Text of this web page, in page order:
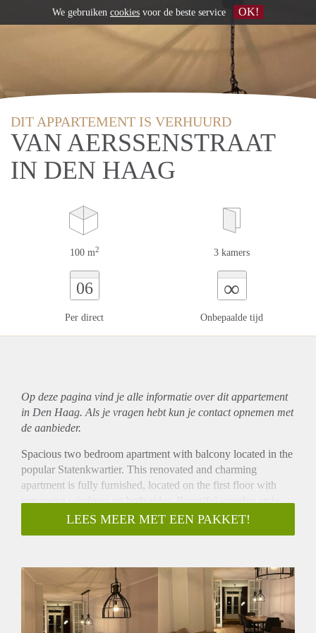
DIT APPARTEMENT IS VERHUURD
VAN AERSSENSTRAAT
IN DEN HAAG
100 m2 3 kamers
06
Per direct
∞
Onbepaalde tijd
Op deze pagina vind je alle informatie over ditappartement
in Den Haag. Als je vragen hebt kun je contact opnemen met
de aanbieder.
Spacious two bedroom apartment with balcony located in the
popular Statenkwartier. This renovated and charming
apartment is fully furnished, located on the first floor with
expansive windows on both sides. Beautiful wooden style
flooring throughout. Ideal for expats working in
Statenkwartier.
Comfortable and timeless furniture. Kitchen fitted will all
comforts including built-in gas stove, oven, fridge/freezer,
dishwasher and ample storage space. The bathroom features
a walk-in shower and sink. Spacious master bedroom. Guest
LEES MEER MET EEN PAKKET!
We gebruiken cookies voor de beste service OK!